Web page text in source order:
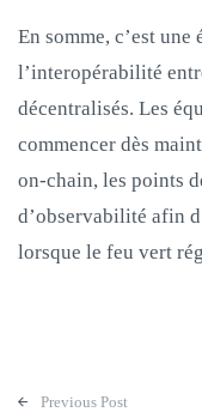
En somme, c’est
l’interopérabilité
décentralisés. Les
commencer dès
on‑chain, les points
d’observabilité afin
lorsque le feu vert
Post navigation
Previous Post